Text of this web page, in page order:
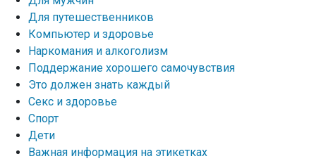
Для путешественников
Компьютер и здоровье
Наркомания и алкоголизм
Поддержание хорошего самочувствия
Это должен знать каждый
Секс и здоровье
Спорт
Дети
Важная информация на этикетках